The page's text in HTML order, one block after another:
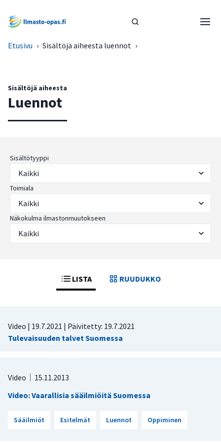
Etusivu › Sisältöjä aiheesta luennot ›
Sisältöjä aiheesta
Luennot
Sisältötyyppi
Toimiala
Näkokulma ilmastonmuutokseen
LISTA RUUDUKKO
Video | 19.7.2021 | Päivitetty: 19.7.2021
Tulevaisuuden talvet Suomessa
Video
15.11.2013
Video: Vaarallisia sääilmiöitä Suomessa
Sääilmiöt Esitelmät Luennot Oppiminen